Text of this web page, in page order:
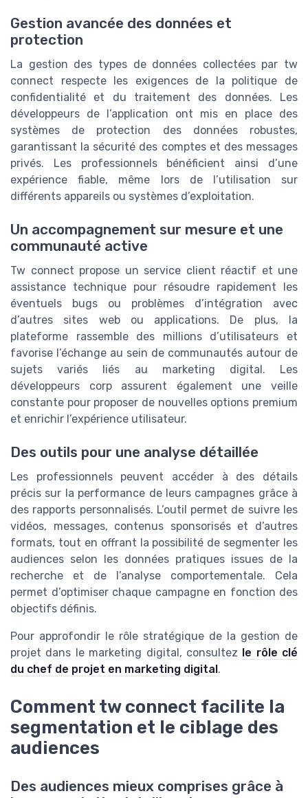
Gestion avancée des données et
protection
La gestion des types de données collectées par tw
connect respecte les exigences de la politique de
confidentialité et du traitement des données. Les
développeurs de l’application ont mis en place des
systèmes de protection des données robustes,
garantissant la sécurité des comptes et des messages
privés. Les professionnels bénéficient ainsi d’une
expérience fiable, même lors de l’utilisation sur
différents appareils ou systèmes d’exploitation.
Un accompagnement sur mesure et une
communauté active
Tw connect propose un service client réactif et une
assistance technique pour résoudre rapidement les
éventuels bugs ou problèmes d’intégration avec
d’autres sites web ou applications. De plus, la
plateforme rassemble des millions d’utilisateurs et
favorise l’échange au sein de communautés autour de
sujets variés liés au marketing digital. Les
développeurs corp assurent également une veille
constante pour proposer de nouvelles options premium
et enrichir l’expérience utilisateur.
Des outils pour une analyse détaillée
Les professionnels peuvent accéder à des détails
précis sur la performance de leurs campagnes grâce à
des rapports personnalisés. L’outil permet de suivre les
vidéos, messages, contenus sponsorisés et d’autres
formats, tout en offrant la possibilité de segmenter les
audiences selon les données pratiques issues de la
recherche et de l’analyse comportementale. Cela
permet d’optimiser chaque campagne en fonction des
objectifs définis.
Pour approfondir le rôle stratégique de la gestion de
projet dans le marketing digital, consultez
le rôle clé
du chef de projet en marketing digital .
Comment tw connect facilite la
segmentation et le ciblage des
audiences
Des audiences mieux comprises grâce à